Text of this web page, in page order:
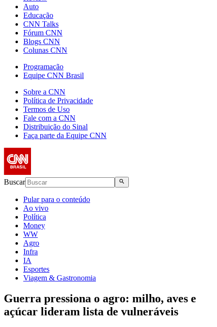
Auto
Educação
CNN Talks
Fórum CNN
Blogs CNN
Colunas CNN
Programação
Equipe CNN Brasil
Sobre a CNN
Política de Privacidade
Termos de Uso
Fale com a CNN
Distribuição do Sinal
Faça parte da Equipe CNN
Buscar
Pular para o conteúdo
Ao vivo
Política
Money
WW
Agro
Infra
IA
Esportes
Viagem & Gastronomia
Guerra pressiona o agro: milho, aves e
açúcar lideram lista de vulneráveis